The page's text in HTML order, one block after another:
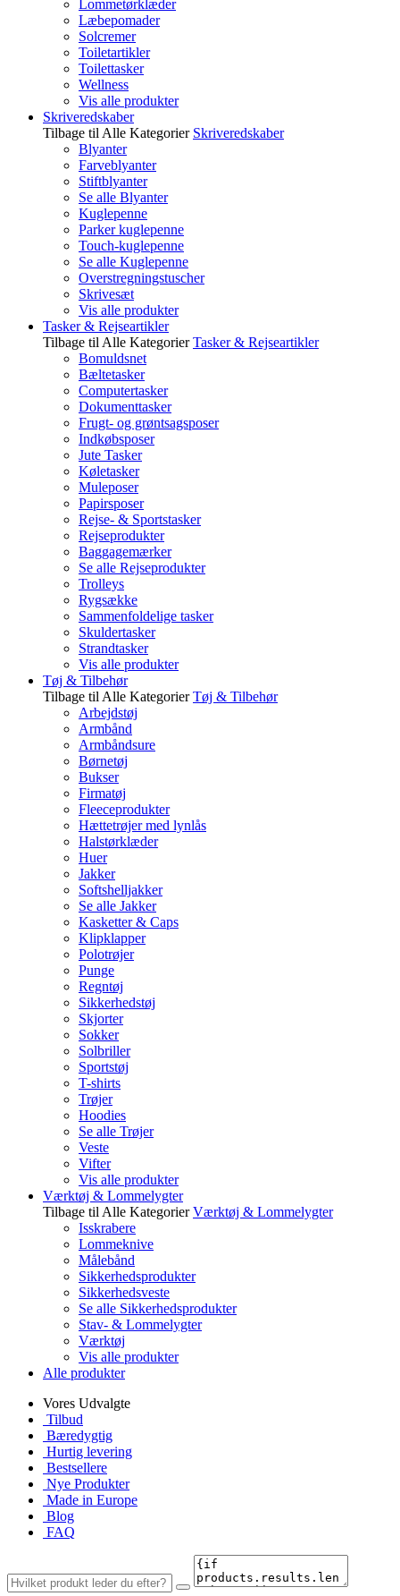
Lommetørklæder
Læbepomader
Solcremer
Toiletartikler
Toilettasker
Wellness
Vis alle produkter
Skriveredskaber
Tilbage til Alle Kategorier Skriveredskaber
Blyanter
Farveblyanter
Stiftblyanter
Se alle Blyanter
Kuglepenne
Parker kuglepenne
Touch-kuglepenne
Se alle Kuglepenne
Overstregningstuscher
Skrivesæt
Vis alle produkter
Tasker & Rejseartikler
Tilbage til Alle Kategorier Tasker & Rejseartikler
Bomuldsnet
Bæltetasker
Computertasker
Dokumenttasker
Frugt- og grøntsagsposer
Indkøbsposer
Jute Tasker
Køletasker
Muleposer
Papirsposer
Rejse- & Sportstasker
Rejseprodukter
Baggagemærker
Se alle Rejseprodukter
Trolleys
Rygsække
Sammenfoldelige tasker
Skuldertasker
Strandtasker
Vis alle produkter
Tøj & Tilbehør
Tilbage til Alle Kategorier Tøj & Tilbehør
Arbejdstøj
Armbånd
Armbåndsure
Børnetøj
Bukser
Firmatøj
Fleeceprodukter
Hættetrøjer med lynlås
Halstørklæder
Huer
Jakker
Softshelljakker
Se alle Jakker
Kasketter & Caps
Klipklapper
Polotrøjer
Punge
Regntøj
Sikkerhedstøj
Skjorter
Sokker
Solbriller
Sportstøj
T-shirts
Trøjer
Hoodies
Se alle Trøjer
Veste
Vifter
Vis alle produkter
Værktøj & Lommelygter
Tilbage til Alle Kategorier Værktøj & Lommelygter
Isskrabere
Lommeknive
Målebånd
Sikkerhedsprodukter
Sikkerhedsveste
Se alle Sikkerhedsprodukter
Stav- & Lommelygter
Værktøj
Vis alle produkter
Alle produkter
Vores Udvalgte
Tilbud
Bæredygtig
Hurtig levering
Bestsellere
Nye Produkter
Made in Europe
Blog
FAQ